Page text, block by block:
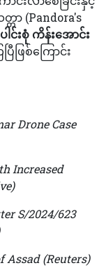
တာ (Pandora's
င်းစုံ ကိန်းအောင်း
ြစ်ကြောင်း
Drone Case
Increased
S/2024/623
Assad (Reuters)